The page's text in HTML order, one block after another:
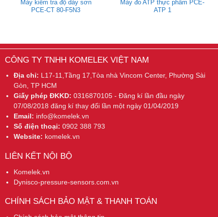
Máy kiểm tra độ dày sơn
PCE-CT 80-F5N3
Máy đo ATP thực phẩm PCE-
ATP 1
CÔNG TY TNHH KOMELEK VIỆT NAM
Địa chỉ: L17-11,Tầng 17,Tòa nhà Vincom Center, Phường Sài
Gòn, TP HCM
Giấy phép ĐKKD: 0316870105 - Đăng kí lần đầu ngày
07/08/2018 đăng kí thay đổi lần một ngày 01/04/2019
Email: info@komelek.vn
Số điện thoại: 0902 388 793
Website: komelek.vn
LIÊN KẾT NỘI BỘ
Komelek.vn
Dynisco-pressure-sensors.com.vn
CHÍNH SÁCH BẢO MẬT & THANH TOÁN